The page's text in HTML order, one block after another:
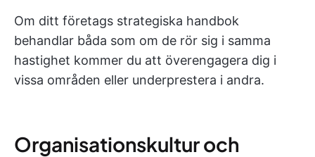
Om ditt företags strategiska handbok
behandlar båda som om de rör sig i samma
hastighet kommer du att överengagera dig i
vissa områden eller underprestera i andra.
Organisationskultur och